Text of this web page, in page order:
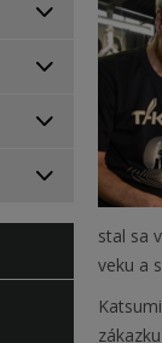
stal sa
veku a